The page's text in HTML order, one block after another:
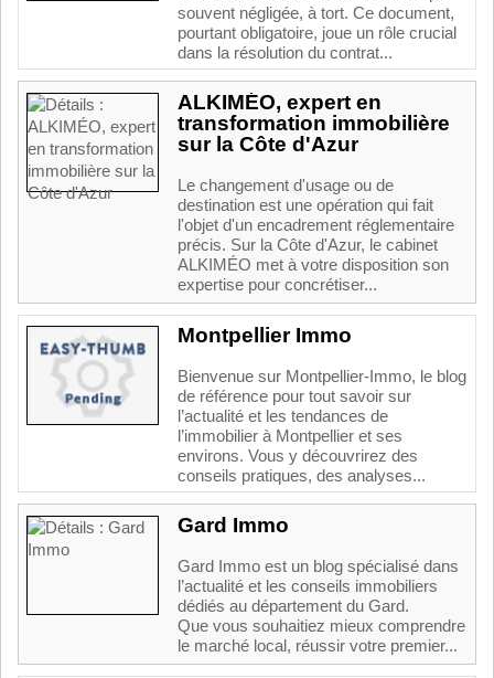
souvent négligée, à tort. Ce document,
pourtant obligatoire, joue un rôle crucial
dans la résolution du contrat...
ALKIMÉO, expert en
transformation immobilière
sur la Côte d'Azur
Le changement d'usage ou de
destination est une opération qui fait
l'objet d'un encadrement réglementaire
précis. Sur la Côte d'Azur, le cabinet
ALKIMÉO met à votre disposition son
expertise pour concrétiser...
Montpellier Immo
Bienvenue sur Montpellier-Immo, le blog
de référence pour tout savoir sur
l’actualité et les tendances de
l’immobilier à Montpellier et ses
environs. Vous y découvrirez des
conseils pratiques, des analyses...
Gard Immo
Gard Immo est un blog spécialisé dans
l’actualité et les conseils immobiliers
dédiés au département du Gard.
Que vous souhaitiez mieux comprendre
le marché local, réussir votre premier...